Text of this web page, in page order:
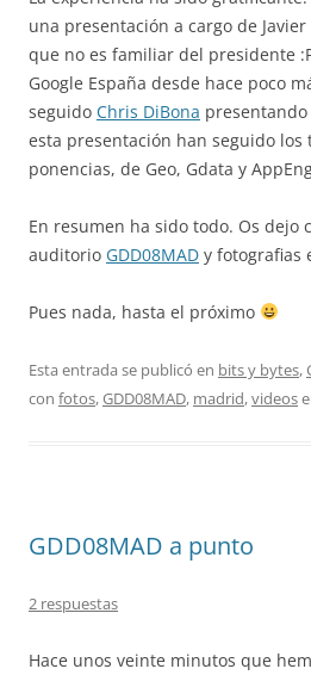
una presentación a cargo de
que no es familiar del presidente
Google España desde hace poco
seguido Chris DiBona presentando
esta presentación han seguido los
ponencias, de Geo, Gdata y
En resumen ha sido todo. Os dejo
auditorio GDD08MAD y fotografias
Pues nada, hasta el próximo
Esta entrada se publicó en bits y bytes,
con fotos,GDD08MAD, madrid,videos
GDD08MAD a punto
2 respuestas
Hace unos veinte minutos que